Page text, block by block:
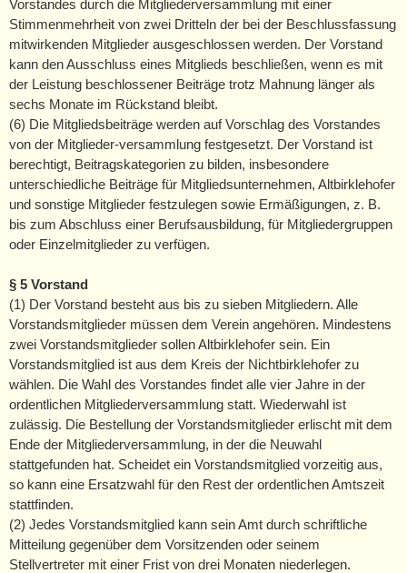
Vorstandes durch die Mitgliederversammlung mit einer
Stimmenmehrheit von zwei Dritteln der bei der Beschlussfassung
mitwirkenden Mitglieder ausgeschlossen werden. Der Vorstand
kann den Ausschluss eines Mitglieds beschließen, wenn es mit
der Leistung beschlossener Beiträge trotz Mahnung länger als
sechs Monate im Rückstand bleibt.
(6) Die Mitgliedsbeiträge werden auf Vorschlag des Vorstandes
von der Mitglieder-versammlung festgesetzt. Der Vorstand ist
berechtigt, Beitragskategorien zu bilden, insbesondere
unterschiedliche Beiträge für Mitgliedsunternehmen, Altbirklehofer
und sonstige Mitglieder festzulegen sowie Ermäßigungen, z. B.
bis zum Abschluss einer Berufsausbildung, für Mitgliedergruppen
oder Einzelmitglieder zu verfügen.
§ 5 Vorstand
(1) Der Vorstand besteht aus bis zu sieben Mitgliedern. Alle
Vorstandsmitglieder müssen dem Verein angehören. Mindestens
zwei Vorstandsmitglieder sollen Altbirklehofer sein. Ein
Vorstandsmitglied ist aus dem Kreis der Nichtbirklehofer zu
wählen. Die Wahl des Vorstandes findet alle vier Jahre in der
ordentlichen Mitgliederversammlung statt. Wiederwahl ist
zulässig. Die Bestellung der Vorstandsmitglieder erlischt mit dem
Ende der Mitgliederversammlung, in der die Neuwahl
stattgefunden hat. Scheidet ein Vorstandsmitglied vorzeitig aus,
so kann eine Ersatzwahl für den Rest der ordentlichen Amtszeit
stattfinden.
(2) Jedes Vorstandsmitglied kann sein Amt durch schriftliche
Mitteilung gegenüber dem Vorsitzenden oder seinem
Stellvertreter mit einer Frist von drei Monaten niederlegen.